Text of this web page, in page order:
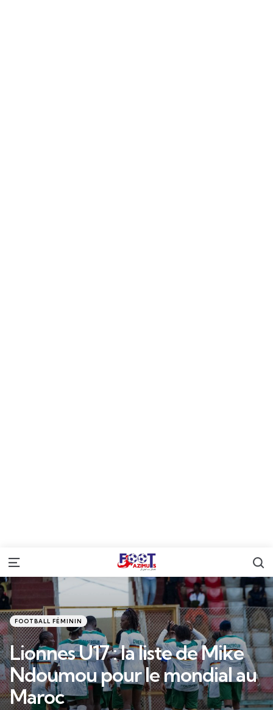
Menu
Catégories
Posté
dans
FOOTBALL FÉMININ
Lionnes U17 : la liste de Mike
Ndoumou pour le mondial au
Maroc